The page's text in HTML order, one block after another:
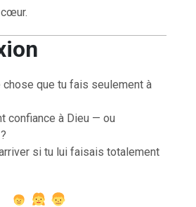
chose que tu fais seulement à
confiance à Dieu — ou
si tu lui faisais totalement